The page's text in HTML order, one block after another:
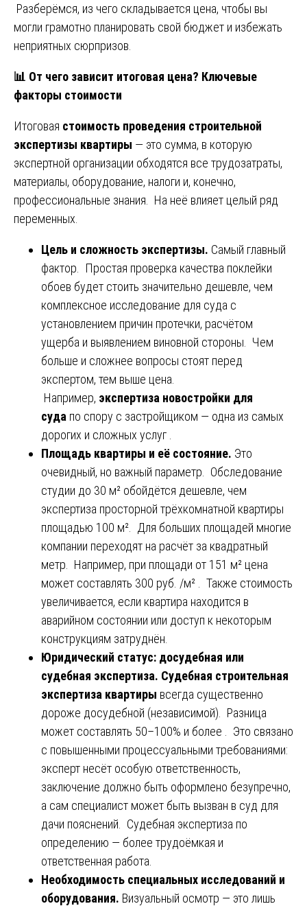
Разберёмся, из чего складывается цена, чтобы вы
могли грамотно планировать свой бюджет и избежать
неприятных сюрпризов.
📊 От чего зависит итоговая цена? Ключевые
факторы стоимости
Итоговая стоимость проведения строительной
экспертизы квартиры — это сумма, в которую
экспертной организации обходятся все трудозатраты,
материалы, оборудование, налоги и, конечно,
профессиональные знания. На неё влияет целый ряд
переменных.
Цель и сложность экспертизы. Самый главный
фактор. Простая проверка качества поклейки
обоев будет стоить значительно дешевле, чем
комплексное исследование для суда с
установлением причин протечки, расчётом
ущерба и выявлением виновной стороны. Чем
больше и сложнее вопросы стоят перед
экспертом, тем выше цена.
Например, экспертиза новостройки для
суда по спору с застройщиком — одна из самых
дорогих и сложных услуг .
Площадь квартиры и её состояние. Это
очевидный, но важный параметр. Обследование
студии до 30 м² обойдётся дешевле, чем
экспертиза просторной трёхкомнатной квартиры
площадью 100 м². Для больших площадей многие
компании переходят на расчёт за квадратный
метр. Например, при площади от 151 м² цена
может составлять 300 руб. /м² . Также стоимость
увеличивается, если квартира находится в
аварийном состоянии или доступ к некоторым
конструкциям затруднён.
Юридический статус: досудебная или
судебная экспертиза. Судебная строительная
экспертиза квартиры всегда существенно
дороже досудебной (независимой). Разница
может составлять 50–100% и более . Это связано
с повышенными процессуальными требованиями:
эксперт несёт особую ответственность,
заключение должно быть оформлено безупречно,
а сам специалист может быть вызван в суд для
дачи пояснений. Судебная экспертиза по
определению — более трудоёмкая и
ответственная работа.
Необходимость специальных исследований и
оборудования. Визуальный осмотр — это лишь